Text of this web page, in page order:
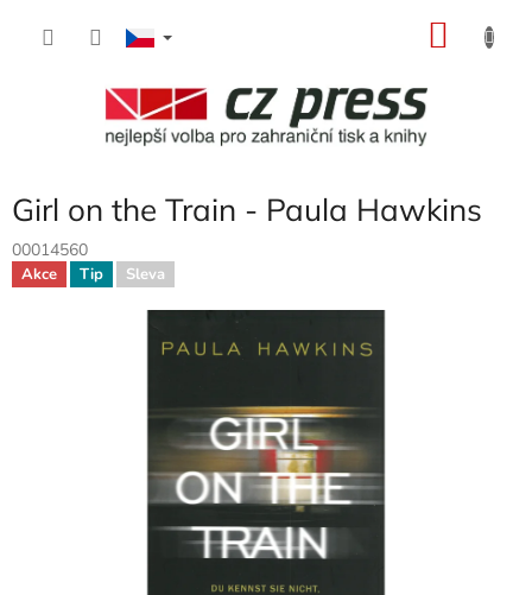
Girl on the Train - Paula Hawkins
00014560
Akce Tip Sleva